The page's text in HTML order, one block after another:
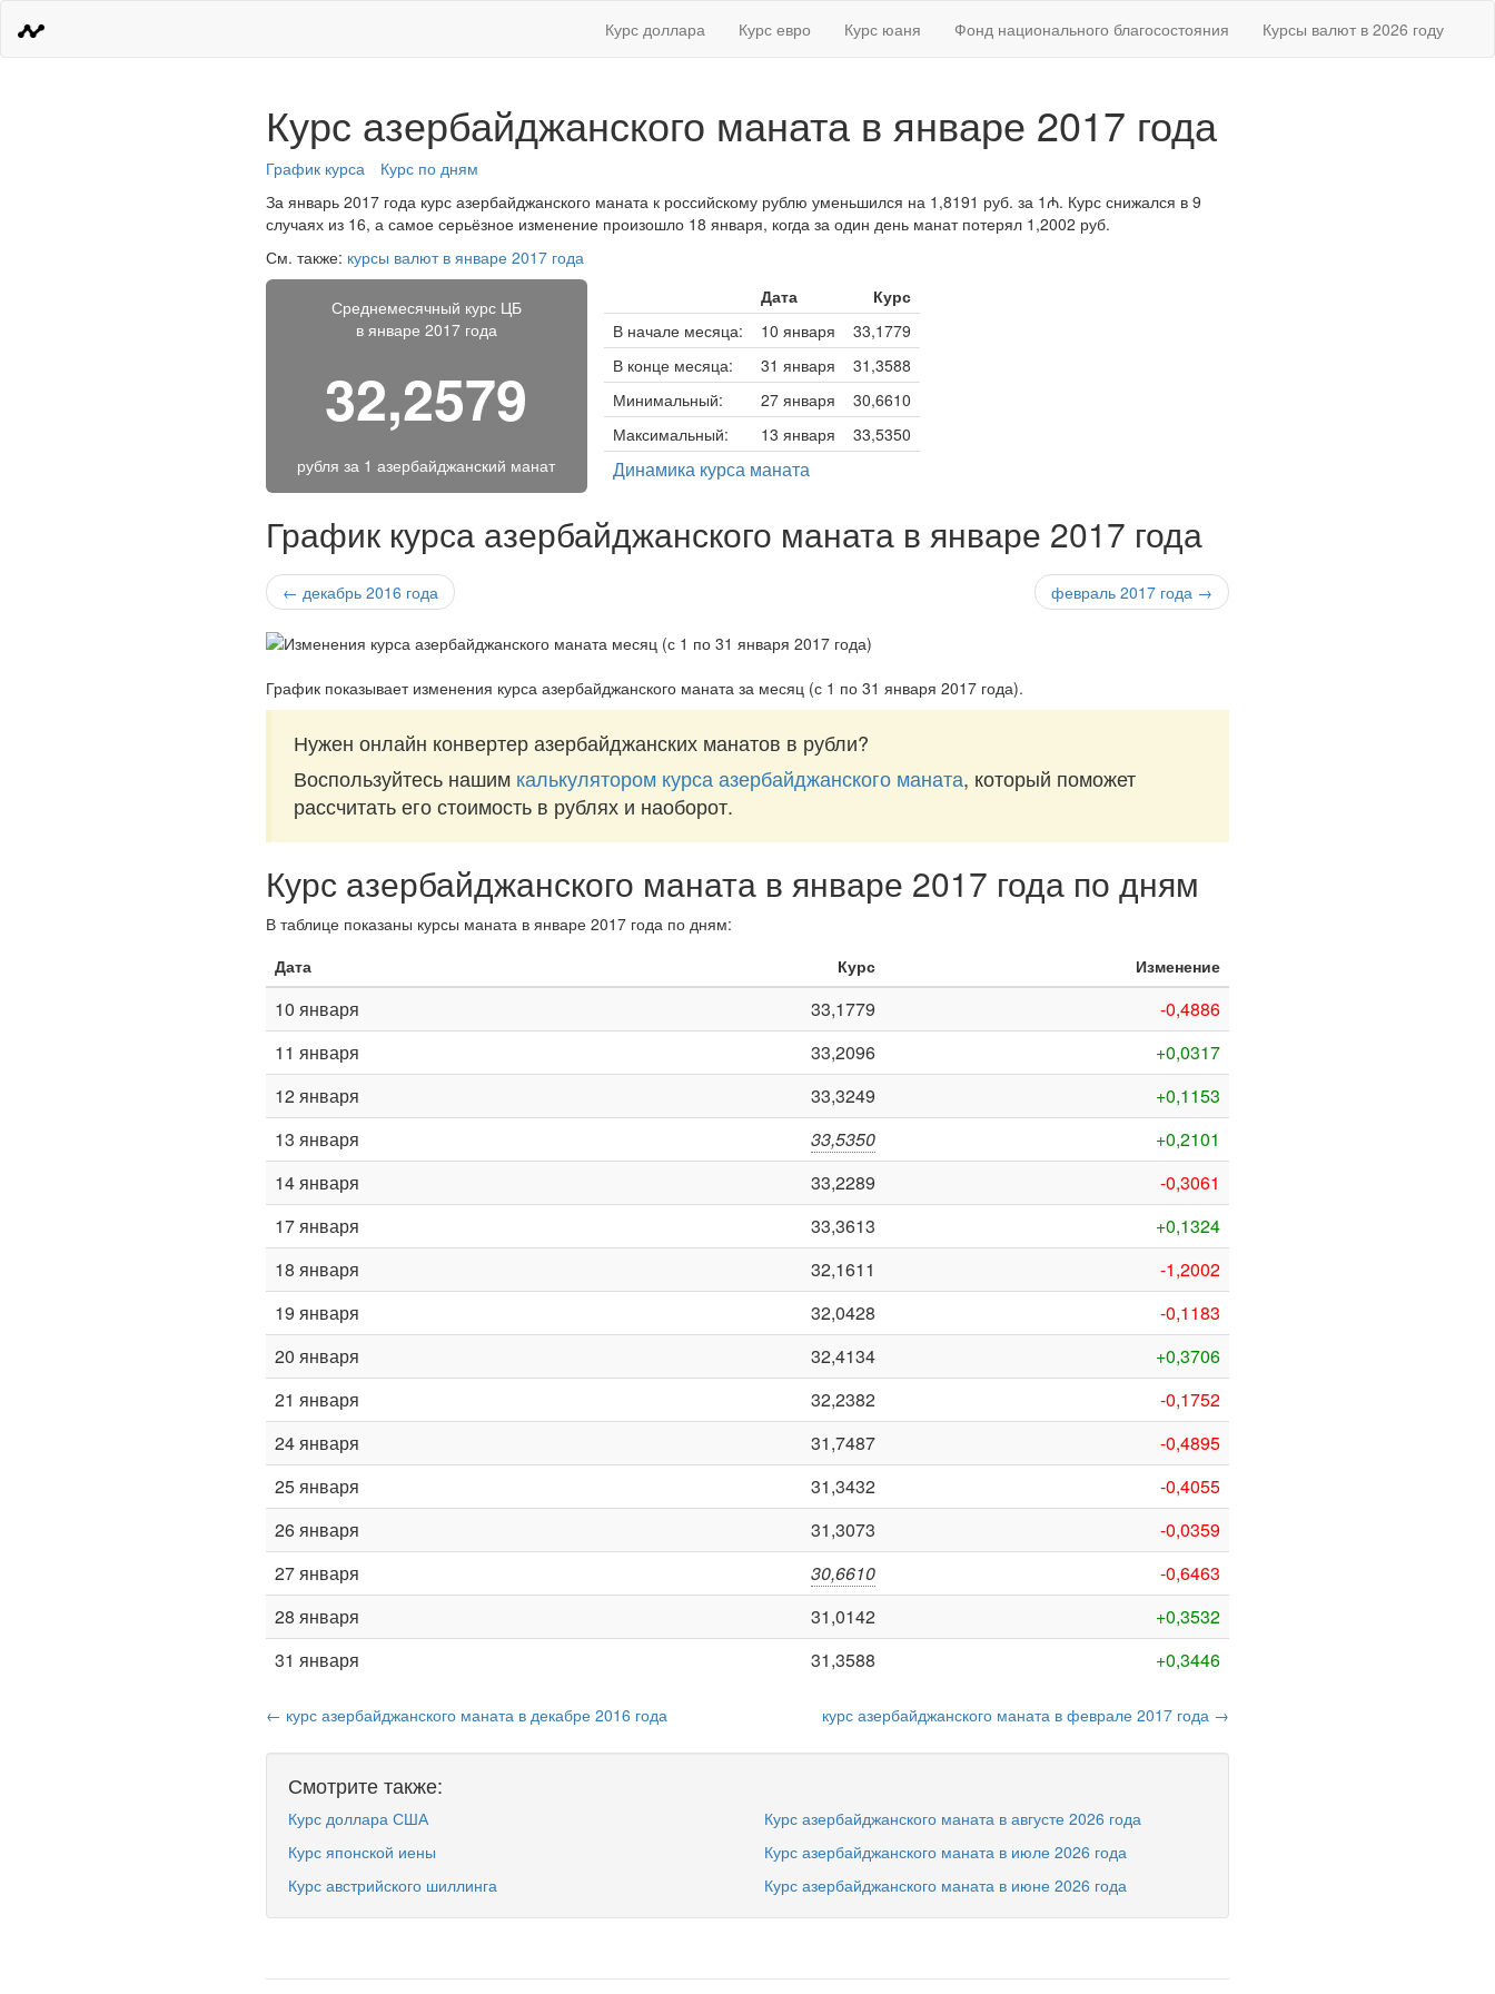
Курс доллара Курс евро Курс юаня Фонд национального благосостояния Курсы валют в 2026 году
Курс азербайджанского маната в январе 2017 года
График курса
Курс по дням
За январь 2017 года курс азербайджанского маната к российскому рублю уменьшился на 1,8191 руб. за 1₼. Курс снижался в 9
случаях из 16, а самое серьёзное изменение произошло 18 января, когда за один день манат потерял 1,2002 руб.
См. также: курсы валют в январе 2017 года
Среднемесячный курс ЦБ
в январе 2017 года
32,2579
рубля за 1 азербайджанский манат
Дата
Курс
В начале месяца:
10 января
33,1779
В конце месяца:
31 января
31,3588
Минимальный:
27 января
30,6610
Максимальный:
13 января 33,5350
Динамика курса маната
График курса азербайджанского маната в январе 2017 года
← декабрь 2016 года февраль 2017 года →
График показывает изменения курса азербайджанского маната за месяц (с 1 по 31 января 2017 года).
Нужен онлайн конвертер азербайджанских манатов в рубли?
Воспользуйтесь нашим калькулятором курса азербайджанского маната, который поможет
рассчитать его стоимость в рублях и наоборот.
Курс азербайджанского маната в январе 2017 года по дням
В таблице показаны курсы маната в январе 2017 года по дням:
Дата
Курс Изменение
10 января 33,1779
-0,4886
11 января
33,2096
+0,0317
12 января
33,3249
+0,1153
13 января
33,5350
+0,2101
14 января
33,2289
-0,3061
17 января
33,3613
+0,1324
18 января
32,1611
-1,2002
19 января
32,0428
-0,1183
20 января
32,4134
+0,3706
21 января
32,2382
-0,1752
24 января
31,7487
-0,4895
25 января
31,3432
-0,4055
26 января
31,3073
-0,0359
27 января
30,6610
-0,6463
28 января
31,0142
+0,3532
31 января
31,3588 +0,3446
← курс азербайджанского маната в декабре 2016 года курс азербайджанского маната в феврале 2017 года →
Смотрите также:
Курс доллара США
Курс японской иены
Курс австрийского шиллинга
Курс азербайджанского маната в августе 2026 года
Курс азербайджанского маната в июле 2026 года
Курс азербайджанского маната в июне 2026 года